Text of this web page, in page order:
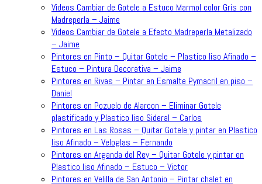
Videos Cambiar de Gotele a Estuco Marmol color Gris con
Madreperla – Jaime
Videos Cambiar de Gotele a Efecto Madreperla Metalizado
– Jaime
Pintores en Pinto – Quitar Gotele – Plastico liso Afinado –
Estuco – Pintura Decorativa – Jaime
Pintores en Rivas – Pintar en Esmalte Pymacril en piso –
Daniel
Pintores en Pozuelo de Alarcon – Eliminar Gotele
plastificado y Plastico liso Sideral – Carlos
Pintores en Las Rosas – Quitar Gotele y pintar en Plastico
liso Afinado – Veloglas – Fernando
Pintores en Arganda del Rey – Quitar Gotele y pintar en
Plastico liso Afinado – Estuco – Victor
Pintores en Velilla de San Antonio – Pintar chalet en